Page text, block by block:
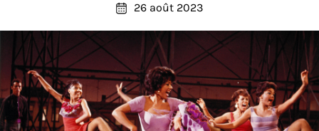
NOUS SOUTENIR
EN
26 août 2023